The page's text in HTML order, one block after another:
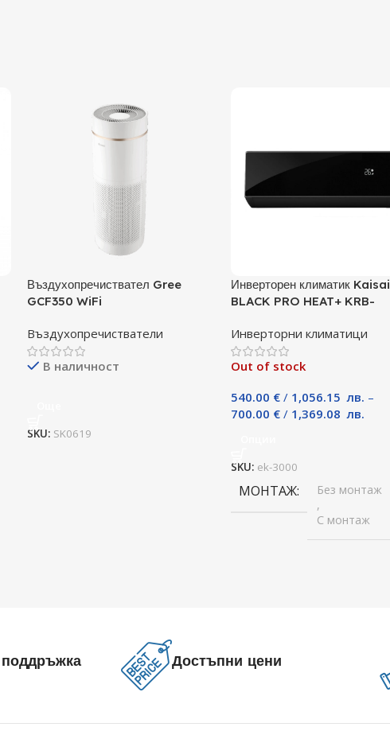
Въздухопречиствател Gree
GCF350 WiFi
Въздухопречистватели
В наличност
SKU: SK0619
Инверторен климатик Kaisai
BLACK PRO HEAT+ KRB-
BTU, Клас A+++
Инверторни климатици
Out of stock
540.00 € / 1,056.15 лв. –
700.00 € / 1,369.08 лв.
SKU: ek-3000
МОНТАЖ
Без монтаж
,
С монтаж
поддръжка Достъпни цени